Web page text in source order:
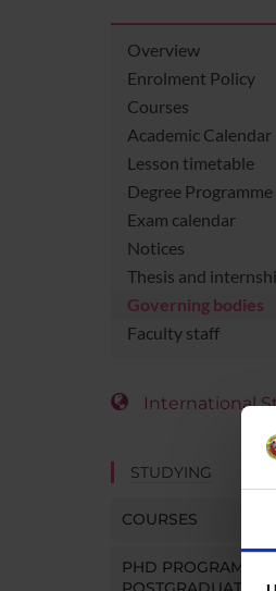
Overview
Enrolment Policy
Courses
Academic Calendar
Lesson timetable
Degree Programme
Exam calendar
Notices
Thesis and
Governing bodies
Faculty staff
International
STUDYING
COURSES
PHD PROGRAMMES